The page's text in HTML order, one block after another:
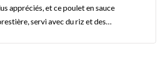
appréciés, et ce poulet en sauce
servi avec du riz et des…